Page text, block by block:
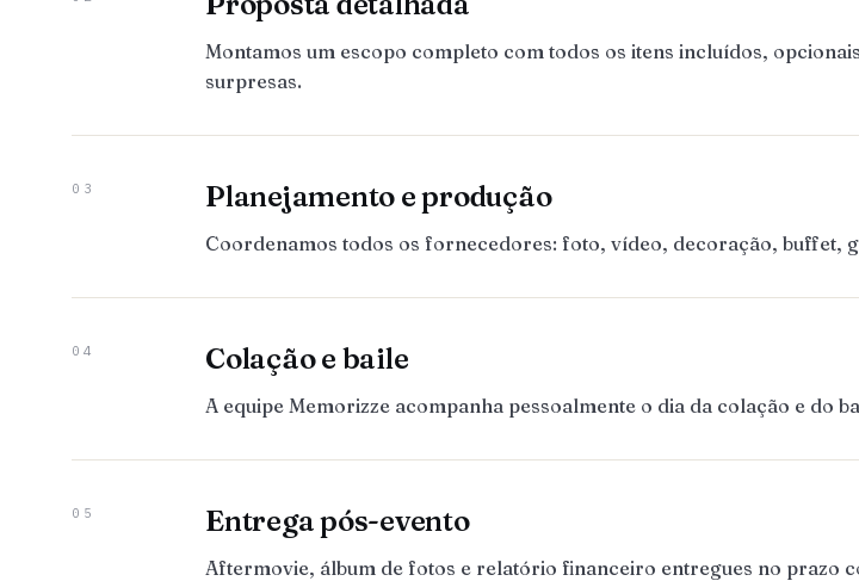
Montamos um escopo completo com todos os itens incluídos,
surpresas.
03 Planejamento e produção
Coordenamos todos os fornecedores: foto, vídeo, decoração, buffet,
04 Colação e baile
A equipe Memorizze acompanha pessoalmente o dia da colação e do
05 Entrega pós-evento
Aftermovie, álbum de fotos e relatório financeiro entregues no prazo